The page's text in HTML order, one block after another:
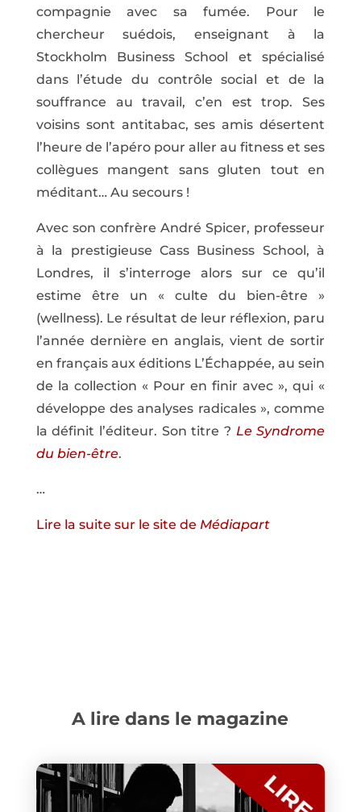
compagnie avec sa fumée. Pour le
chercheur suédois, enseignant à la
Stockholm Business School et spécialisé
dans l’étude du contrôle social et de la
souffrance au travail, c’en est trop. Ses
voisins sont antitabac, ses amis désertent
l’heure de l’apéro pour aller au fitness et ses
collègues mangent sans gluten tout en
méditant… Au secours !
Avec son confrère André Spicer, professeur
à la prestigieuse Cass Business School, à
Londres, il s’interroge alors sur ce qu’il
estime être un « culte du bien-être »
(wellness). Le résultat de leur réflexion, paru
l’année dernière en anglais, vient de sortir
en français aux éditions L’Échappée, au sein
de la collection « Pour en finir avec », qui «
développe des analyses radicales », comme
la définit l’éditeur. Son titre ? Le Syndrome
du bien-être.
…
Lire la suite sur le site de Médiapart
A lire dans le magazine